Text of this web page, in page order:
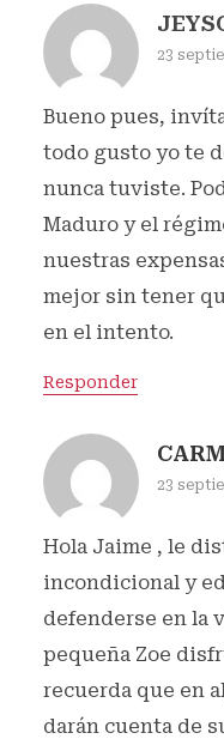
23
Bueno pues,
todo gusto yo te
nunca tuviste.
Maduro y el
nuestras
mejor sin tener
en el intento.
Responder
23
Hola Jaime , le
incondicional y
defenderse en la
pequeña Zoe
recuerda que en
darán cuenta de